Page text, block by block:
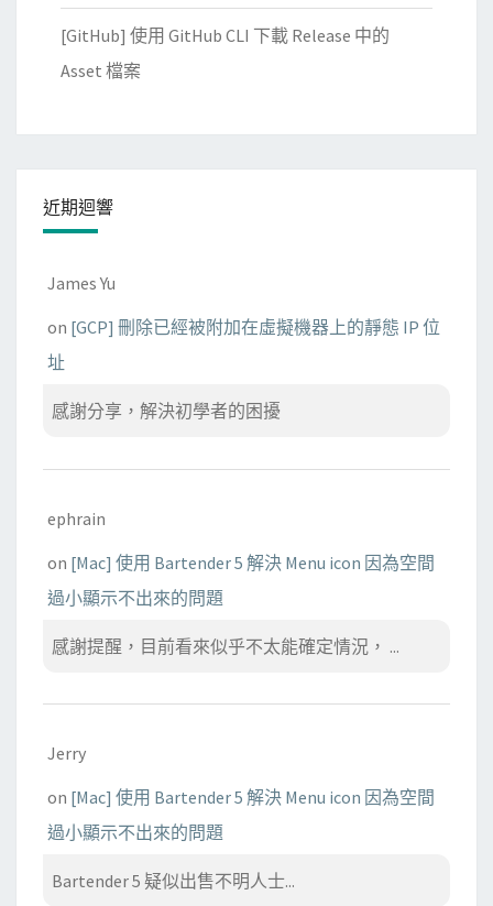
[GitHub] 使用 GitHub CLI 下載 Release 中的
Asset 檔案
近期迴響
James Yu
on [GCP] 刪除已經被附加在虛擬機器上的靜態 IP 位
址
感謝分享，解決初學者的困擾
ephrain
on [Mac] 使用 Bartender 5 解決 Menu icon 因為空間
過小顯示不出來的問題
感謝提醒，目前看來似乎不太能確定情況， ...
Jerry
on [Mac] 使用 Bartender 5 解決 Menu icon 因為空間
過小顯示不出來的問題
Bartender 5 疑似出售不明人士...